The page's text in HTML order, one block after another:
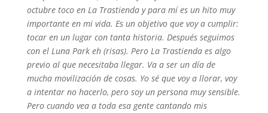
octubre toco en La Trastienda y para mí es un hito muy
importante en mi vida. Es un objetivo que voy a cumplir:
tocar en un lugar con tanta historia. Después seguimos
con el Luna Park eh (risas). Pero La Trastienda es algo
previo al que necesitaba llegar. Va a ser un día de
mucha movilización de cosas. Yo sé que voy a llorar, voy
a intentar no hacerlo, pero soy un persona muy sensible.
Pero cuando vea a toda esa gente cantando mis